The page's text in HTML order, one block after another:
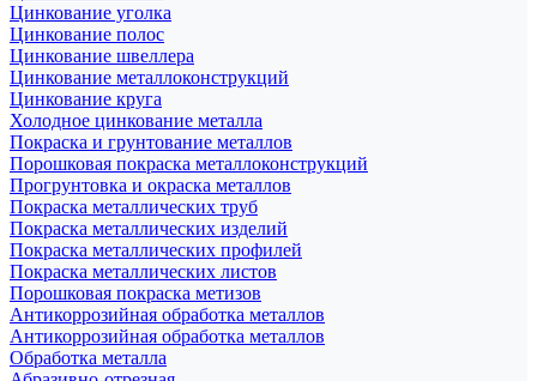
Цинкование уголка
Цинкование полос
Цинкование швеллера
Цинкование металлоконструкций
Цинкование круга
Холодное цинкование металла
Покраска и грунтование металлов
Порошковая покраска металлоконструкций
Прогрунтовка и окраска металлов
Покраска металлических труб
Покраска металлических изделий
Покраска металлических профилей
Покраска металлических листов
Порошковая покраска метизов
Антикоррозийная обработка металлов
Антикоррозийная обработка металлов
Обработка металла